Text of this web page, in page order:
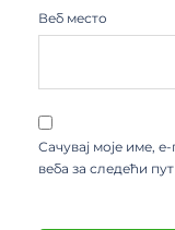
Веб место
Сачувај моје име,
веба за следећи